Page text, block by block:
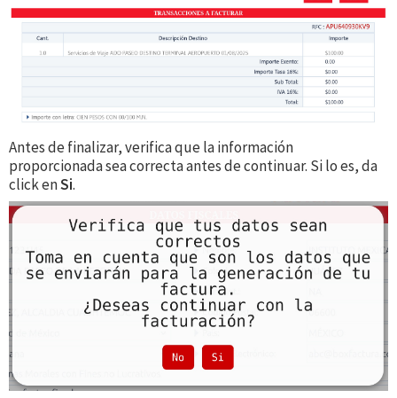
Antes de finalizar, verifica que la información
proporcionada sea correcta antes de continuar. Si lo es, da
click enSi.